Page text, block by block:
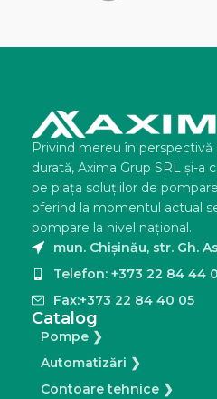
Privind mereu în
durată, Axima Grup SRL şi-a
pe piaţa soluţiilor de
oferind la momentul actual
pompare la nivel naţional.
mun. Chișinău, str. Gh.
Telefon: +373 22 84 44
Fax:+373 22 84 40 05
Catalog
Pompe ❯
Automatizări ❯
Contoare tehnice ❯